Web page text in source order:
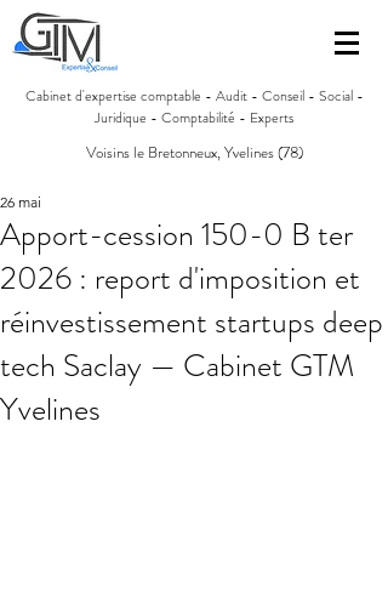
Cabinet d'expertise comptable - Audit - Conseil - Social -
Juridique - Comptabilité - Experts
Voisins le Bretonneux, Yvelines (78)
Apport-cession 150-0 B ter
2026 : report d'imposition et
réinvestissement startups deep
tech Saclay — Cabinet GTM
Yvelines
26 mai